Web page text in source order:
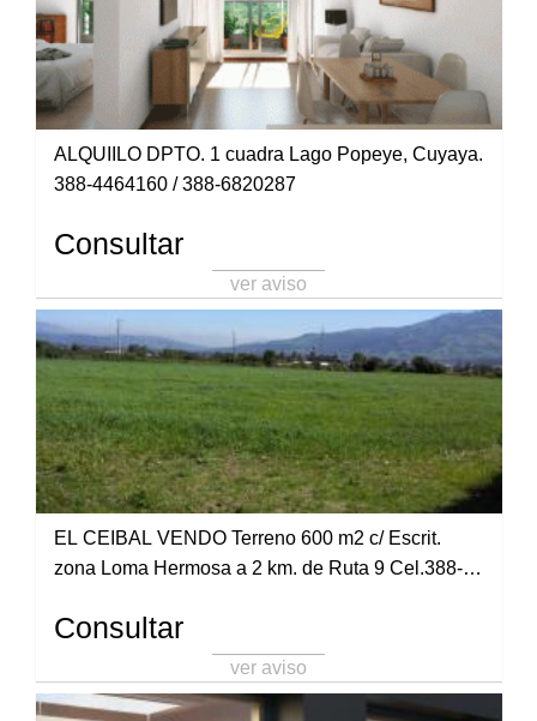
ALQUIILO DPTO. 1 cuadra Lago Popeye, Cuyaya.
388-4464160 / 388-6820287
Consultar
ver aviso
EL CEIBAL VENDO Terreno 600 m2 c/ Escrit.
zona Loma Hermosa a 2 km. de Ruta 9 Cel.388-
Consultar
ver aviso